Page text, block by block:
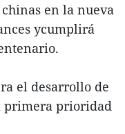
en la nueva
ycumplirá
el desarrollo de
primera prioridad